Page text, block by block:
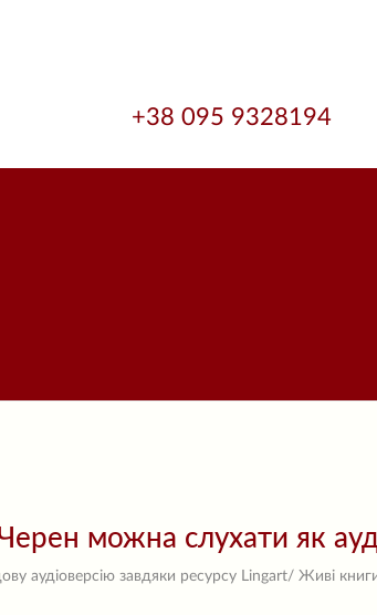
+38 095 9328194
можна слухати як
аудіоверсію завдяки ресурсу Lingart/ Живі